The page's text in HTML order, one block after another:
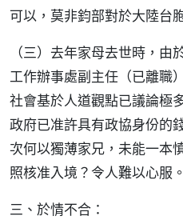
可以，莫非鈞部對於大陸台
（三）去年家母去世時，
工作辦事處副主任（已離職
社會基於人道觀點已議論極
政府已准許具有政協身份的
次何以獨薄家兄，未能一本
照核准入境？令人難以心服。
三、於情不合：